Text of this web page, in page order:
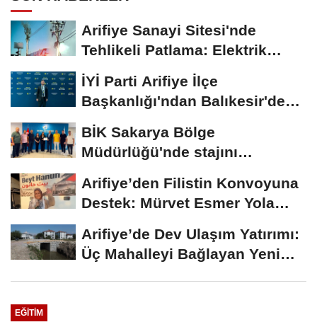
Arifiye Sanayi Sitesi'nde
Tehlikeli Patlama: Elektrik
Altyapısı Çöktü,...
İYİ Parti Arifiye İlçe
Başkanlığı'ndan Balıkesir'deki
Büyük...
BİK Sakarya Bölge
Müdürlüğü'nde stajını
Arifiye’den Filistin Konvoyuna
Destek: Mürvet Esmer Yola
Arifiye’de Dev Ulaşım Yatırımı:
Üç Mahalleyi Bağlayan Yeni
EĞITIM